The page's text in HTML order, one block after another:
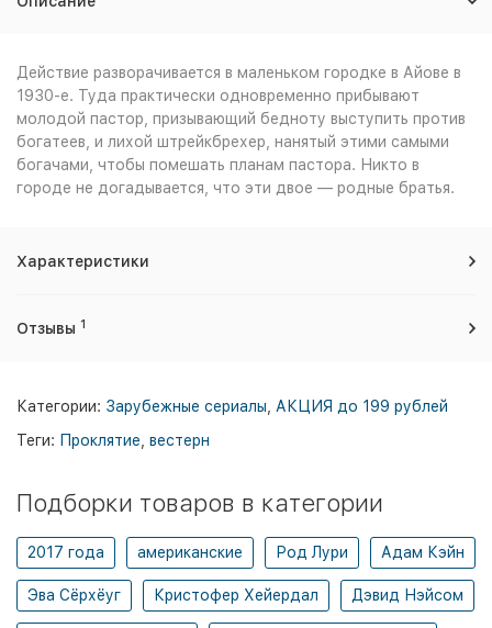
Действие разворачивается в маленьком городке в Айове в
1930-е. Туда практически одновременно прибывают
молодой пастор, призывающий бедноту выступить против
богатеев, и лихой штрейкбрехер, нанятый этими самыми
богачами, чтобы помешать планам пастора. Никто в
городе не догадывается, что эти двое — родные братья.
Характеристики
Отзывы 1
Категории: Зарубежные сериалы
АКЦИЯ до 199 рублей
Теги: Проклятие вестерн
Подборки товаров в категории
2017 года американские Род Лури Адам Кэйн
Эва Сёрхёуг Кристофер Хейердал Дэвид Нэйсом